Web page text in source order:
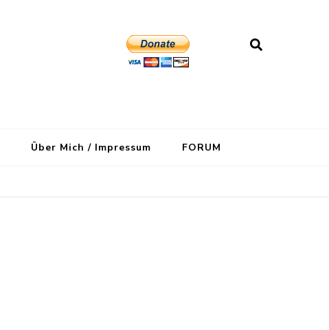
Über Mich / Impressum FORUM